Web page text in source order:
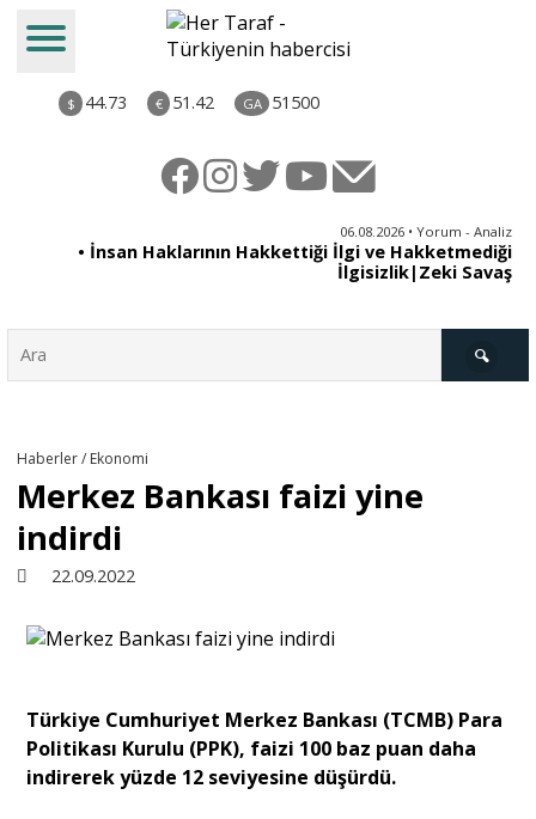
$ 44.73 € 51.42 GA 51500
06.08.2026 • Yorum - Analiz
• İnsan Haklarının Hakkettiği İlgi ve Hakketmediği
İlgisizlik|Zeki Savaş
Ekonomi
Haberler / Ekonomi
Merkez Bankası faizi yine
indirdi
22.09.2022
Türkiye Cumhuriyet Merkez Bankası (TCMB) Para
Politikası Kurulu (PPK), faizi 100 baz puan daha
indirerek yüzde 12 seviyesine düşürdü.